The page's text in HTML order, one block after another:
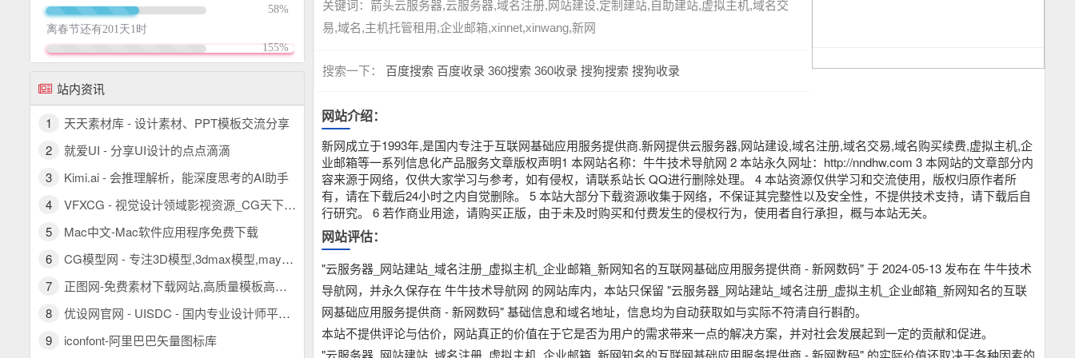
关键词： 箭头云服务器,云服务器,域名注册,网站建设,定制建站,自助建站,虚拟主机,域名交
易,域名,主机托管租用,企业邮箱,xinnet,xinwang,新网
搜索一下： 百度搜索 百度收录 360搜索 360收录 搜狗搜索 搜狗收录
网站介绍：
新网成立于1993年,是国内专注于互联网基础应用服务提供商.新网提供云服务器,网站建设,域名注册,域名交易,域名购买续费,虚拟主机,企
业邮箱等一系列信息化产品服务文章版权声明1 本网站名称：牛牛技术导航网 2 本站永久网址：http://nndhw.com 3 本网站的文章部分内
容来源于网络，仅供大家学习与参考，如有侵权，请联系站长 QQ进行删除处理。 4 本站资源仅供学习和交流使用，版权归原作者所
有，请在下载后24小时之内自觉删除。 5 本站大部分下载资源收集于网络，不保证其完整性以及安全性，不提供技术支持，请下载后自
行研究。 6 若作商业用途，请购买正版，由于未及时购买和付费发生的侵权行为，使用者自行承担，概与本站无关。
网站评估：
"云服务器_网站建站_域名注册_虚拟主机_企业邮箱_新网知名的互联网基础应用服务提供商 - 新网数码" 于 2024-05-13 发布在 牛牛技术
导航网，并永久保存在 牛牛技术导航网 的网站库内，本站只保留 "云服务器_网站建站_域名注册_虚拟主机_企业邮箱_新网知名的互联
网基础应用服务提供商 - 新网数码" 基础信息和域名地址，信息均为自动获取如与实际不符清自行斟酌。
本站不提供评论与估价，网站真正的价值在于它是否为用户的需求带来一点的解决方案，并对社会发展起到一定的贡献和促进。
"云服务器_网站建站_域名注册_虚拟主机_企业邮箱_新网知名的互联网基础应用服务提供商 - 新网数码" 的实际价值还取决于各种因素的
站内资讯
1
天天素材库 - 设计素材、PPT模板交流分享
2
就爱UI - 分享UI设计的点点滴滴
3
Kimi.ai - 会推理解析，能深度思考的AI助手
4
VFXCG - 视觉设计领域影视资源_CG天下 PR模板/AE模板/FCPX插件/视频素材
5
Mac中文-Mac软件应用程序免费下载
6
CG模型网 - 专注3D模型,3dmax模型,maya模型,c4d模型,优质三维模型素材下载
7
正图网-免费素材下载网站,高质量模板高清图片设计素材图库
8
优设网官网 - UISDC - 国内专业设计师平台 - 看设计文章，学AIGC教程，找灵感素材，尽在优设网！
9
iconfont-阿里巴巴矢量图标库